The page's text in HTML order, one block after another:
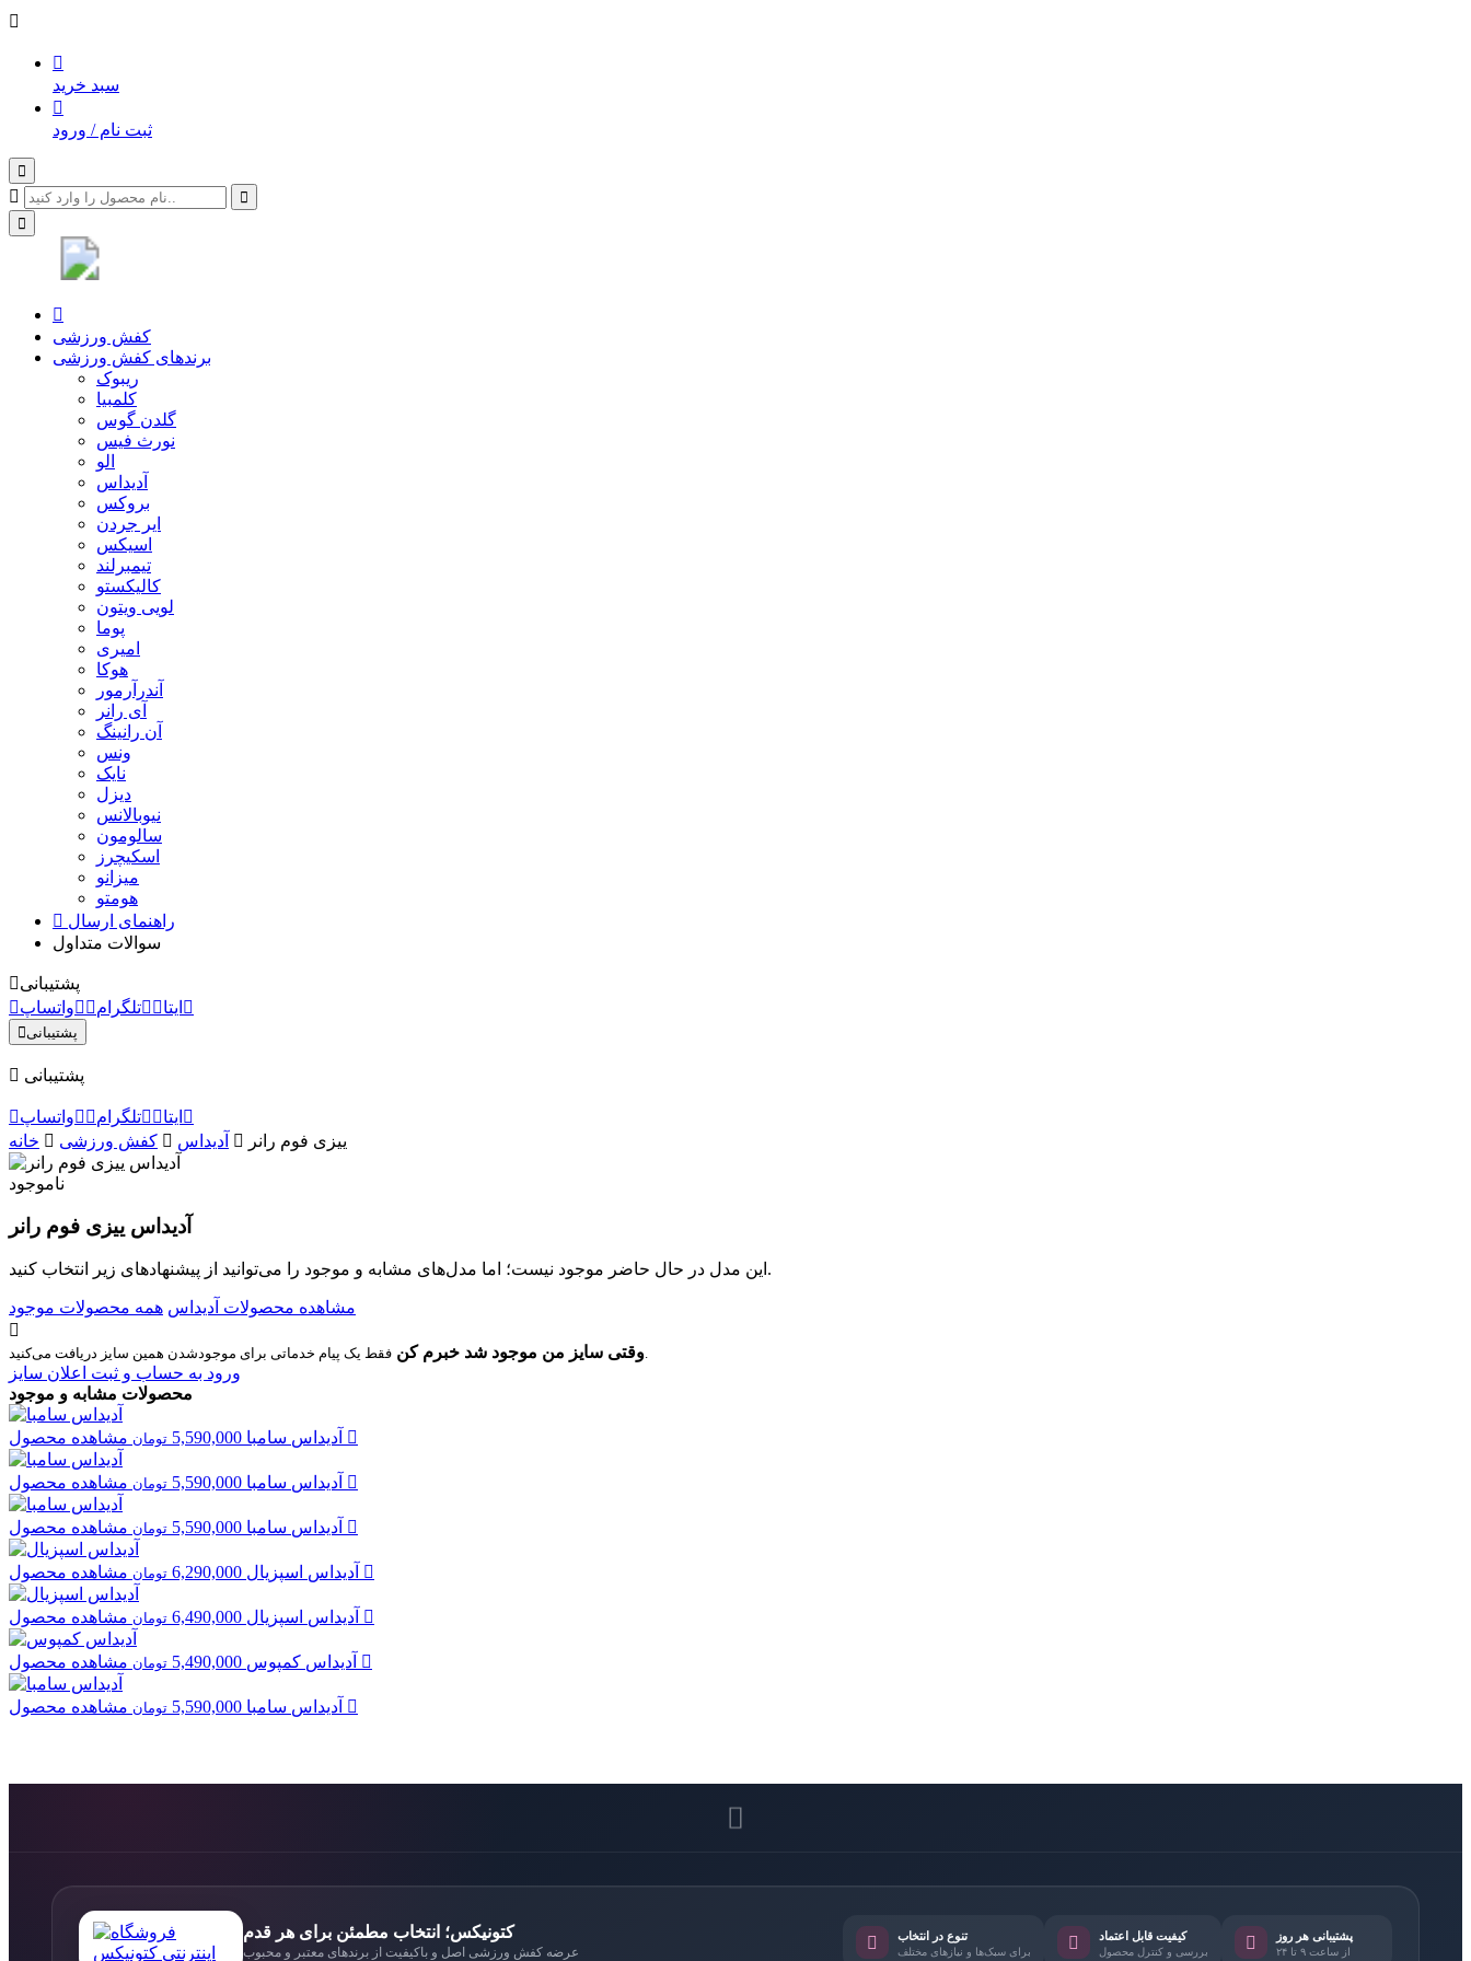
سبد خرید
ثبت نام / ورود
کفش ورزشی
برندهای کفش ورزشی
ریبوک
کلمبیا
گلدن گوس
نورث فیس
الو
آدیداس
بروکس
ایر جردن
اسیکس
تیمبرلند
کالیکستو
لویی ویتون
پوما
امیری
هوکا
آندرآرمور
آی رانر
آن رانینگ
ونس
نایک
دیزل
نیوبالانس
سالومون
اسکیچرز
میزانو
هومتو
راهنمای ارسال
سوالات متداول
پشتیبانی
واتساپ
تلگرام ایتا
پشتیبانی
پشتیبانی
واتساپ تلگرام
ایتا
خانه
کفش ورزشی آدیداس ییزی فوم رانر
ناموجود
آدیداس ییزی فوم رانر
این مدل در حال حاضر موجود نیست؛ اما مدل‌های مشابه و موجود را می‌توانید از پیشنهادهای زیر انتخاب کنید.
مشاهده محصولات آدیداس همه محصولات موجود
وقتی سایز من موجود شد خبرم کنفقط یک پیام خدماتی برای موجودشدن همین سایز دریافت می‌کنید.
ورود به حساب و ثبت اعلان سایز
محصولات مشابه و موجود
آدیداس سامبا 5,590,000 تومان
آدیداس سامبا 5,590,000 تومان
آدیداس سامبا 5,590,000 تومان
آدیداس اسپزیال 6,290,000 تومان
آدیداس اسپزیال 6,490,000 تومان
آدیداس کمپوس 5,490,000 تومان
آدیداس سامبا 5,590,000 تومان
کتونیکس؛ انتخاب مطمئن برای هر قدم
عرضه کفش ورزشی اصل و باکیفیت از برندهای معتبر و محبوب
تنوع در انتخاب
برای سبک‌ها و نیازهای مختلف
کیفیت قابل اعتماد
بررسی و کنترل محصول
پشتیبانی هر روز
از ساعت ۹ تا ۲۴